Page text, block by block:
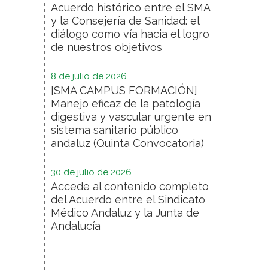
Acuerdo histórico entre el SMA
y la Consejería de Sanidad: el
diálogo como vía hacia el logro
de nuestros objetivos
8 de julio de 2026
[SMA CAMPUS FORMACIÓN]
Manejo eficaz de la patología
digestiva y vascular urgente en
sistema sanitario público
andaluz (Quinta Convocatoria)
30 de julio de 2026
Accede al contenido completo
del Acuerdo entre el Sindicato
Médico Andaluz y la Junta de
Andalucía